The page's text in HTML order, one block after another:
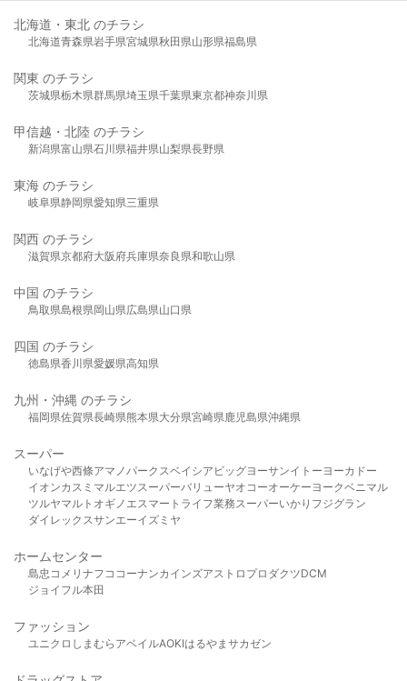
北海道・東北 のチラシ
北海道青森県岩手県宮城県秋田県山形県福島県
関東 のチラシ
茨城県栃木県群馬県埼玉県千葉県東京都神奈川県
甲信越・北陸 のチラシ
新潟県富山県石川県福井県山梨県長野県
東海 のチラシ
岐阜県静岡県愛知県三重県
関西 のチラシ
滋賀県京都府大阪府兵庫県奈良県和歌山県
中国 のチラシ
鳥取県島根県岡山県広島県山口県
四国 のチラシ
徳島県香川県愛媛県高知県
九州・沖縄 のチラシ
福岡県佐賀県長崎県熊本県大分県宮崎県鹿児島県沖縄県
スーパー
いなげや西條アマノパークスベイシア ビッグヨーサンイトーヨーカドー
イオンカスミ マルエツスーパーバリューヤオコーオーケー ヨークベニマル
ツルヤマルト オギノ エスマート ライフ業務スーパーいかり フジグラン
ダイレックスサンエーイズミヤ
ホームセンター
島忠 コメリ ナフコ コーナンカインズアストロプロダクツDCM
ジョイフル本田
ファッション
ユニクロ しまむら アベイルAOKIはるやま サカゼン